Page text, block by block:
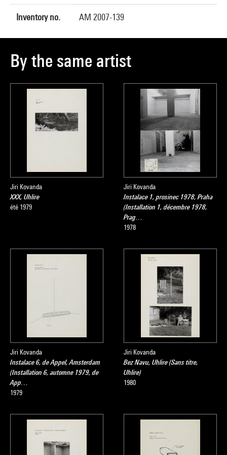
Inventory no. AM 2007-139
By the same artist
Jiri Kovanda
XXX, Uhlire
été 1979
Jiri Kovanda
Instalace 1, prosinec 1978, Praha
(Installation 1, décembre 1978,
Prag…
1978
Jiri Kovanda
Instalace 6, de Appel, Amsterdam
(Installation 6, automne 1979, de
App…
1979
Jiri Kovanda
Bez Navu, Uhlire (Sans titre,
Uhlire)
1980